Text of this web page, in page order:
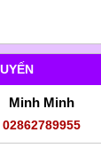
Minh Minh
02862789955